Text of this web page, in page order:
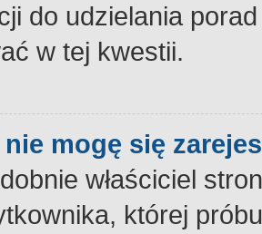
do udzielania
w tej kwestii.
nie mogę się
właściciel
której